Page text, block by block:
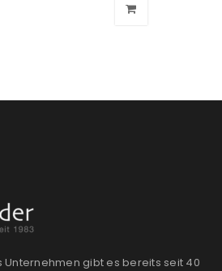
gibt es bereits seit 40